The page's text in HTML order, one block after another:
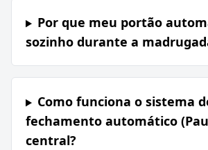
Por que meu portão
sozinho durante a
Como funciona o sistema
fechamento automático
central?